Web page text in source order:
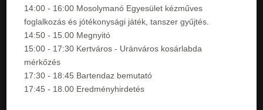
14:00 - 16:00 Mosolymanó Egyesület kézműves
foglalkozás és jótékonysági játék, tanszer gyűjtés.
14:50 - 15.00 Megnyitó
15:00 - 17:30 Kertváros - Uránváros kosárlabda
mérkőzés
17:30 - 18:45 Bartendaz bemutató
17:45 - 18.00 Eredményhirdetés